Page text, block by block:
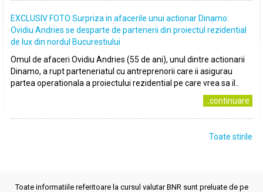
EXCLUSIV FOTO Surpriza in afacerile unui actionar Dinamo:
Ovidiu Andries se desparte de partenerii din proiectul rezidential
de lux din nordul Bucurestiului
Omul de afaceri Ovidiu Andries (55 de ani), unul dintre actionarii
Dinamo, a rupt parteneriatul cu antreprenorii care ii asigurau
partea operationala a proiectului rezidential pe care vrea sa il..
..continuare
Toate stirile
Toate informatiile referitoare la cursul valutar BNR sunt preluate de pe